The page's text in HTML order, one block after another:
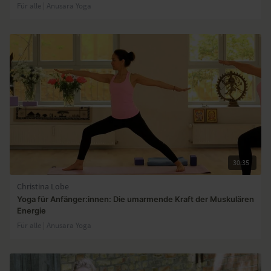
Für alle | Anusara Yoga
30:35
Christina Lobe
Yoga für Anfänger:innen: Die umarmende Kraft der Muskulären
Energie
Für alle | Anusara Yoga